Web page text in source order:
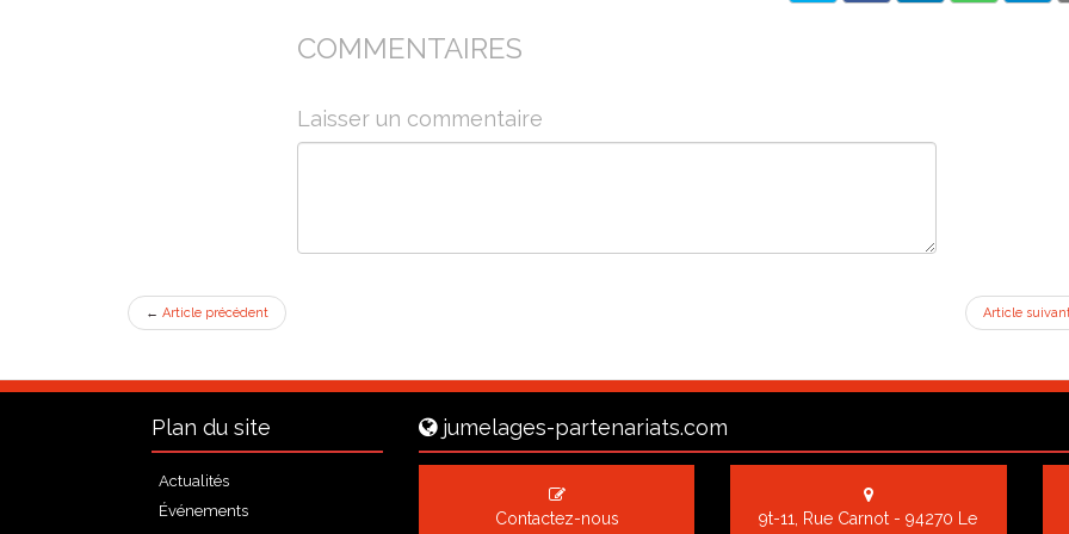
COMMENTAIRES
Laisser un commentaire
← Article précédent Article
Plan du site
Actualités
Événements
jumelages-partenariats.com
Contactez-nous
9t-11, Rue Carnot - 94270 Le